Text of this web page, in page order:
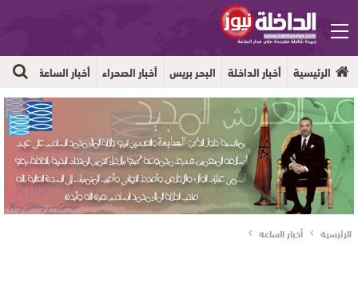
الرئيسية أخبار الداخلة البحر بريس أخبار الصحراء أخبار الساعة
الرئيسية أخبار الساعة